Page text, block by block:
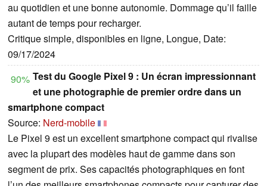
au quotidien et une bonne autonomie. Dommage qu’il faille
autant de temps pour recharger.
Critique simple, disponibles en ligne, Longue, Date:
09/17/2024
90% Test du Google Pixel 9 : Un écran impressionnant
et une photographie de premier ordre dans un
smartphone compact
Source: Nerd-mobile
Le Pixel 9 est un excellent smartphone compact qui rivalise
avec la plupart des modèles haut de gamme dans son
segment de prix. Ses capacités photographiques en font